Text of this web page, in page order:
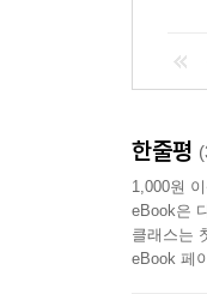
한줄평
1,000원
eBook은
클래스는
eBook 페